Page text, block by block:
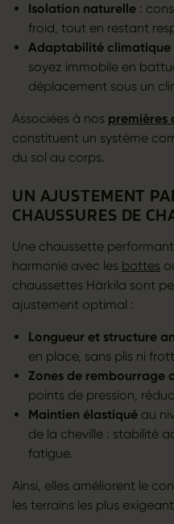
Isolation naturelle:
froid, tout en restant
Adaptabilité climatique
soyez immobile en
déplacement sous un
Associées à nos premières
constituent un système
du sol au corps.
UN AJUSTEMENT
CHAUSSURES DE
Une chaussette
harmonie avec les bottes
chaussettes Härkila sont
ajustement optimal :
Longueur et structure
en place, sans plis ni
Zones de rembourrage
points de pression,
Maintien élastiquéau
de la cheville : stabilité
fatigue.
Ainsi, elles améliorent le
les terrains les plus